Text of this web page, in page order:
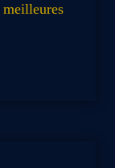
meilleures